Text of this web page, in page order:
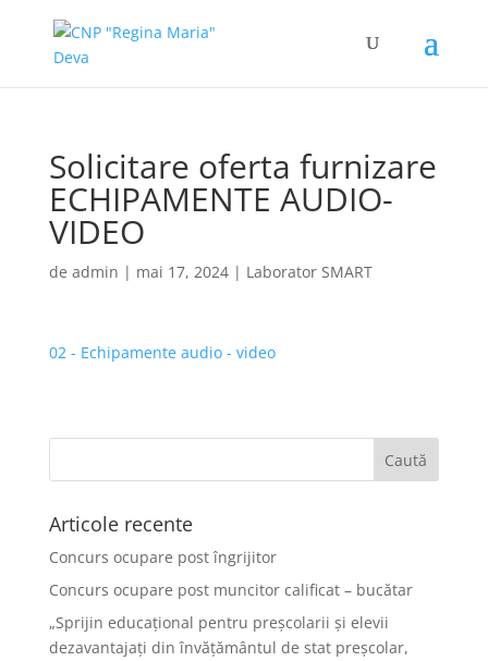
Solicitare oferta furnizare
ECHIPAMENTE AUDIO-
VIDEO
de admin | mai 17, 2024| Laborator SMART
02 - Echipamente audio - video
Articole recente
Concurs ocupare post îngrijitor
Concurs ocupare post muncitor calificat – bucătar
„Sprijin educațional pentru preșcolarii și elevii
dezavantajați din învățământul de stat preșcolar,